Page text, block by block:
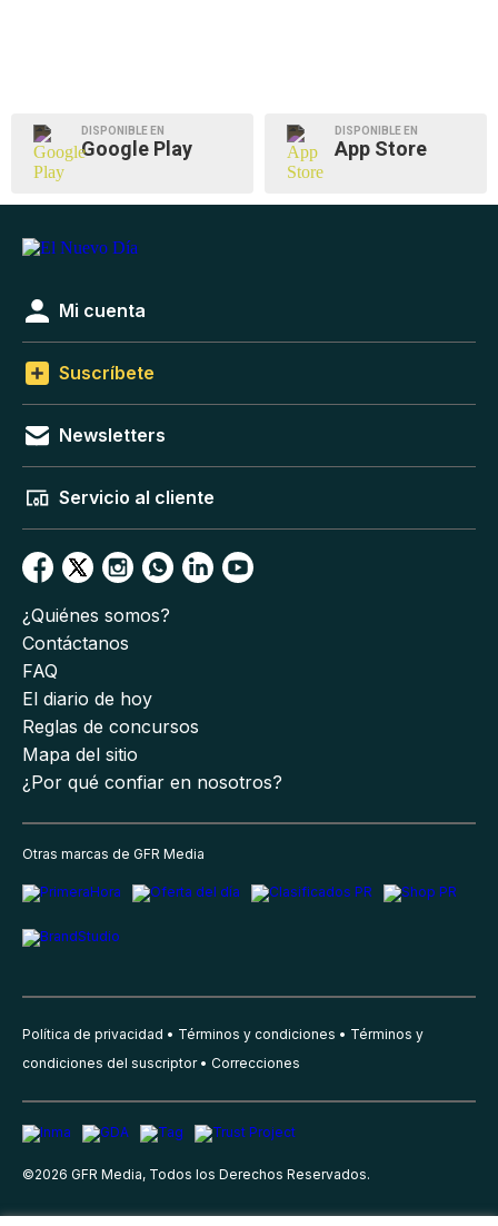
DISPONIBLE EN
Google Play
DISPONIBLE EN
App Store
Mi cuenta
Suscríbete
Newsletters
Servicio al cliente
¿Quiénes somos?
Contáctanos
FAQ
El diario de hoy
Reglas de concursos
Mapa del sitio
¿Por qué confiar en nosotros?
Otras marcas de GFR Media
Política de privacidad Términos y condiciones
Términos y
condiciones del suscriptor
Correcciones
©2026 GFR Media, Todos los Derechos Reservados.